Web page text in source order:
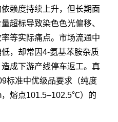
赖度持续上升，但长期面
超标导致染色色光偏移、
等实际痛点。市场流通中
，却常因4-氨基苯胺杂质
成下游产线停车返工。真
标准中优级品要求（纯度
熔点101.5–102.5℃）的